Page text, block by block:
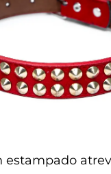
estampado